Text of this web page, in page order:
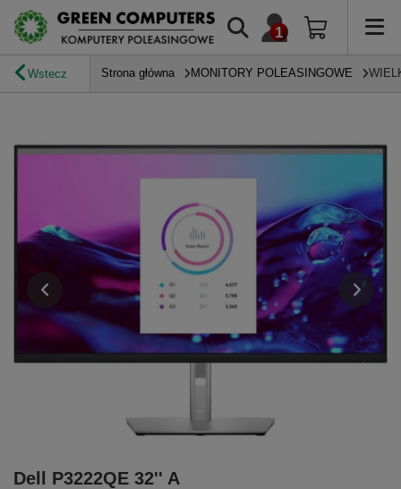
Wstecz Strona główna MONITORY POLEASINGOWE
Dell P3222QE 32'' A